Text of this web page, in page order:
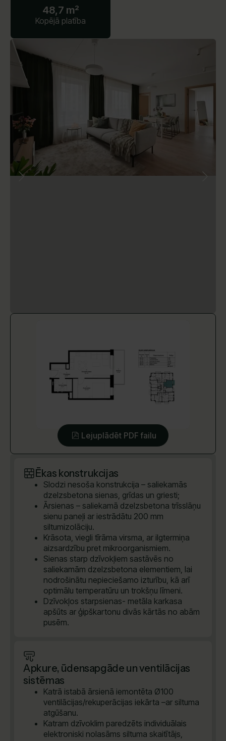
48,7 m²
Kopējā platība
Lejuplādēt PDF failu
Ēkas konstrukcijas
Slodzi nesoša konstrukcija – saliekamās
dzelzsbetona sienas, grīdas un griesti;
Ārsienas – saliekamā dzelzsbetona trīsslāņu
sienu paneļi ar iestrādātu 200 mm
siltumizolāciju.
Krāsota, viegli tīrāma virsma, ar ilgtermiņa
aizsardzību pret mikroorganismiem.
Sienas starp dzīvokļiem sastāvēs no
saliekamām dzelzsbetona elementiem, lai
nodrošinātu nepieciešamo izturību, kā arī
optimālu temperatūru un trokšņu līmeni.
Dzīvokļos starpsienas- metāla karkasa
apšūts ar ģipškartonu divās kārtās no abām
pusēm.
Apkure, ūdensapgāde un ventilācijas
sistēmas
Katrā istabā ārsienā iemontēta Ø100
ventilācijas/rekuperācijas iekārta –ar siltuma
atgūšanu.
Katram dzīvoklim paredzēts individuālais
elektroniski nolasāms siltuma skaitītājs,